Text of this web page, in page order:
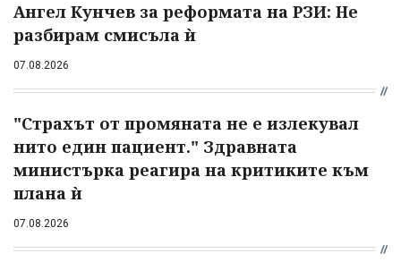
Ангел Кунчев за реформата на РЗИ: Не
разбирам смисъла ѝ
07.08.2026
"Страхът от промяната не е излекувал
нито един пациент." Здравната
министърка реагира на критиките към
плана ѝ
07.08.2026